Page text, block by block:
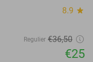
8.9 star
Regulier €36,50
€25